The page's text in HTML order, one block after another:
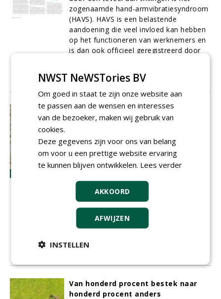
zogenaamde hand-armvibratiesyndroom
(HAVS). HAVS is een belastende
aandoening die veel invloed kan hebben
op het functioneren van werknemers en
is dan ook officieel geregistreerd door
01-02-2015
12 sec
CEO Dick Verheij: 'In dertig jaar nooit
rode cijfers gedraaid"
aannemers. De markt krimpt en door
zaken als bijvoorbeeld SROI verandert
deze ook sterk van karakter. CEO van
dienst Dick Verheij lijkt er niet al te zeer
van onder de indruk. Over zijn plannen
met SROI vertelt wil hij tijdens ons
interview in Sliedrecht niets loslaten,
maar het zou dit vakblad niets verbazen
als hij ook hier in de komende maanden
buiten komt.
Van honderd procent bestek naar
honderd procent anders
NWST NeWSTories BV
Om goed in staat te zijn onze website aan
te passen aan de wensen en interesses
van de bezoeker, maken wij gebruik van
cookies.
Deze gegevens zijn voor ons van belang
om voor u een prettige website ervaring
te kunnen blijven ontwikkelen. Lees verder
AKKOORD
AFWIJZEN
INSTELLEN